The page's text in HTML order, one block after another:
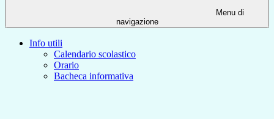
Menu di
navigazione
Info utili
Calendario scolastico
Orario
Bacheca informativa